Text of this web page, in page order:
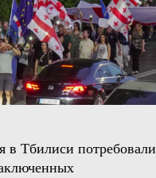
в Тбилиси потребовали